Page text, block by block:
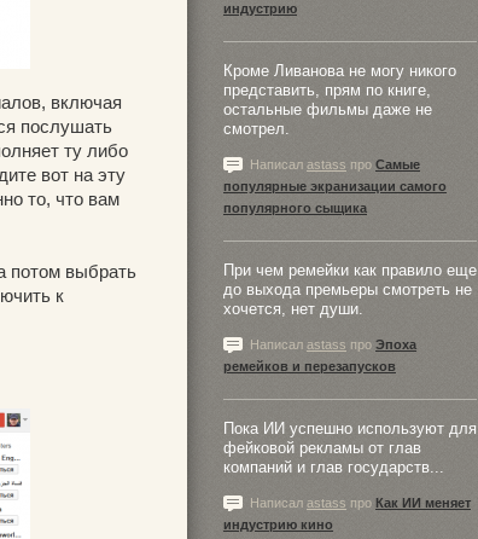
включая
послушать
ту либо
вот на эту
то, что вам
потом выбрать
к
индустрию
Кроме Ливанова не могу никого
представить, прям по книге,
остальные фильмы даже не
смотрел.
Написал astass про Самые
популярные экранизации самого
популярного сыщика
При чем ремейки как правило еще
до выхода премьеры смотреть не
хочется, нет души.
Написал astass про Эпоха
ремейков и перезапусков
Пока ИИ успешно используют для
фейковой рекламы от глав
компаний и глав государств...
Написал astass про Как ИИ меняет
индустрию кино